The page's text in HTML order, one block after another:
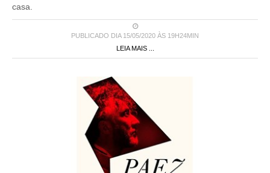
PUBLICADO DIA 15/05/2020 ÀS 19H24MIN
LEIA MAIS ...